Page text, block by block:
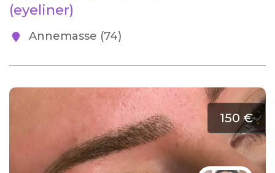
(eyeliner)
Annemasse (74)
150 €